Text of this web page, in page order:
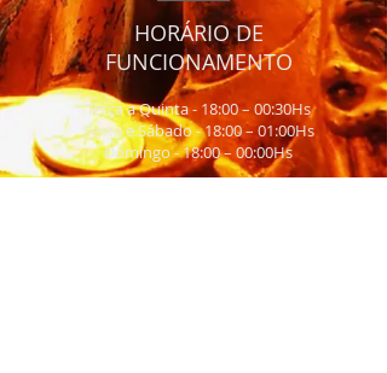
HORÁRIO DE
FUNCIONAMENTO
Terça a Quinta - 18:00 – 00:30Hs
Sexta e Sábado - 18:00 – 01:00Hs
Domingo - 18:00 – 00:00Hs